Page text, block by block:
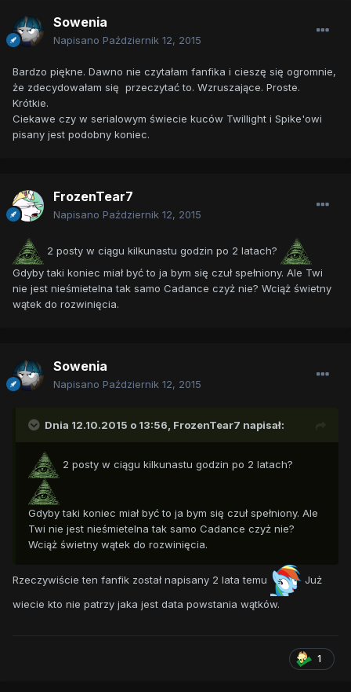
Sowenia
Napisano Październik 12, 2015
Bardzo piękne. Dawno nie czytałam fanfika i cieszę się ogromnie,
że zdecydowałam się przeczytać to. Wzruszające. Proste.
Krótkie.
Ciekawe czy w serialowym świecie kuców Twillight i Spike'owi
pisany jest podobny koniec.
FrozenTear7
Napisano Październik 12, 2015
2 posty w ciągu kilkunastu godzin po 2 latach?
Gdyby taki koniec miał być to ja bym się czuł spełniony. Ale Twi
nie jest nieśmietelna tak samo Cadance czyż nie? Wciąż świetny
wątek do rozwinięcia.
Sowenia
Napisano Październik 12, 2015
Dnia 12.10.2015 o 13:56, FrozenTear7 napisał:
2 posty w ciągu kilkunastu godzin po 2 latach?
Gdyby taki koniec miał być to ja bym się czuł spełniony. Ale
Twi nie jest nieśmietelna tak samo Cadance czyż nie?
Wciąż świetny wątek do rozwinięcia.
Rzeczywiście ten fanfik został napisany 2 lata temu
Już
wiecie kto nie patrzy jaka jest data powstania wątków.
1